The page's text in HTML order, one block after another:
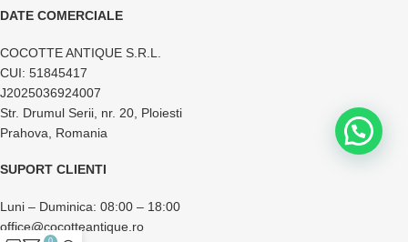
DATE COMERCIALE
COCOTTE ANTIQUE S.R.L.
CUI: 51845417
J2025036924007
Str. Drumul Serii, nr. 20, Ploiesti
Prahova, Romania
SUPORT CLIENTI
Luni – Duminica: 08:00 – 18:00
office@cocotteantique.ro